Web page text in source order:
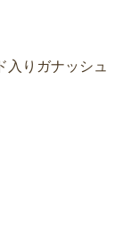
入りガナッシュ